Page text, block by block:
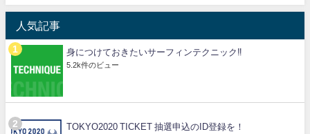
人気記事
身につけておきたいサーフィンテクニック‼️
5.2k件のビュー
TOKYO2020 TICKET 抽選申込のID登録を！